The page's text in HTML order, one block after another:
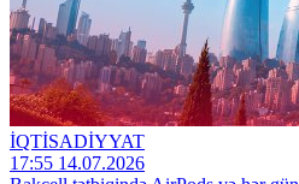
İQTİSADİYYAT
17:55 14.07.2026